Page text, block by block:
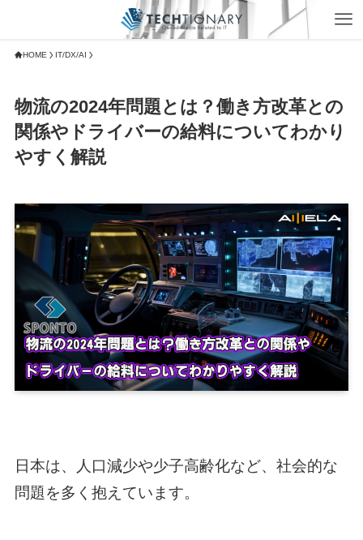
HOME IT/DX/AI
物流の2024年問題とは？働き方改革との
関係やドライバーの給料についてわかり
やすく解説
日本は、人口減少や少子高齢化など、社会的な
問題を多く抱えています。